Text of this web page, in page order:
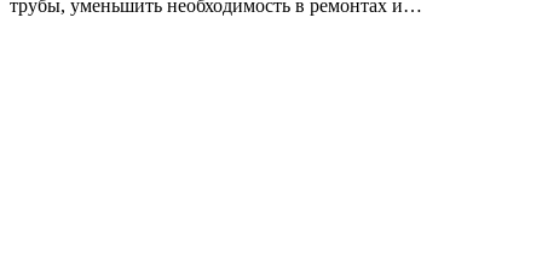
трубы, уменьшить необходимость в ремонтах и…